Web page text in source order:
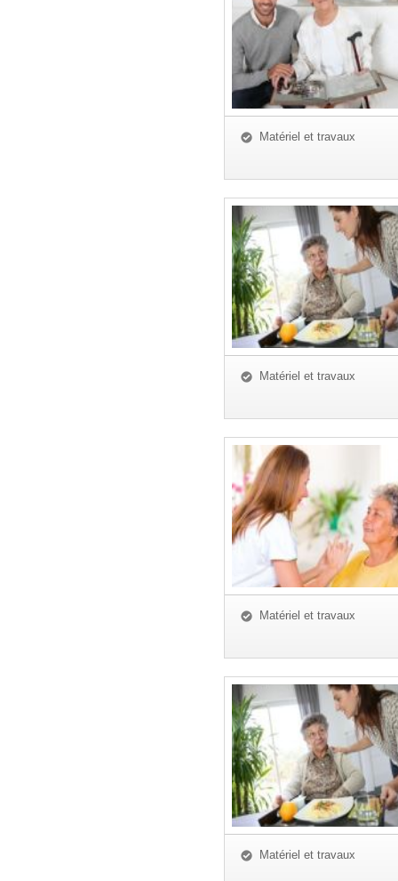
Matériel et travaux
Matériel et travaux
Matériel et travaux
Matériel et travaux